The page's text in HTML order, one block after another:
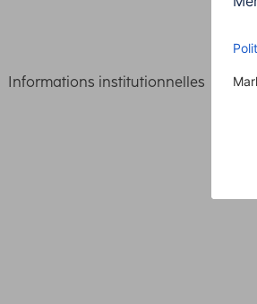
Informations institutionnelles